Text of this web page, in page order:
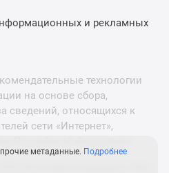
и рекламных
технологии
на основе сбора,
сведений, относящихся к
сети «Интернет»,
метаданные. Подробнее